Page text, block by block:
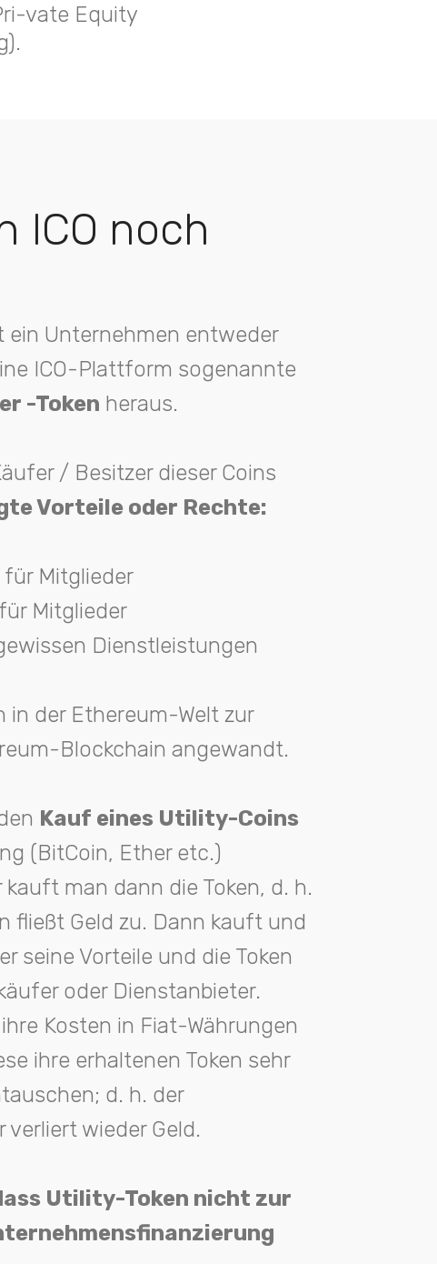
vate Equity
ICO noch
ein Unternehmen entweder
ICO-Plattform sogenannte
-Token heraus.
/ Besitzer dieser Coins
Vorteile oder Rechte:
Mitglieder
Mitglieder
Dienstleistungen
in der Ethereum-Welt zur
Blockchain angewandt.
Kauf eines Utility-Coins
(BitCoin, Ether etc.)
man dann die Token, d. h.
fließt Geld zu. Dann kauft und
seine Vorteile und die Token
oder Dienstanbieter.
Kosten in Fiat-Währungen
ihre erhaltenen Token sehr
d. h. der
verliert wieder Geld.
Utility-Token nicht zur